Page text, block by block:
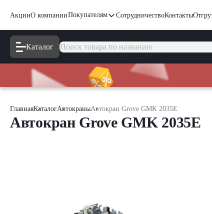
АкцииО компанииПокупателям СотрудничествоКонтакты
Каталог
ГлавнаяКаталогАвтокраныАвтокран Grove GMK 2035E
Автокран Grove GMK 2035E